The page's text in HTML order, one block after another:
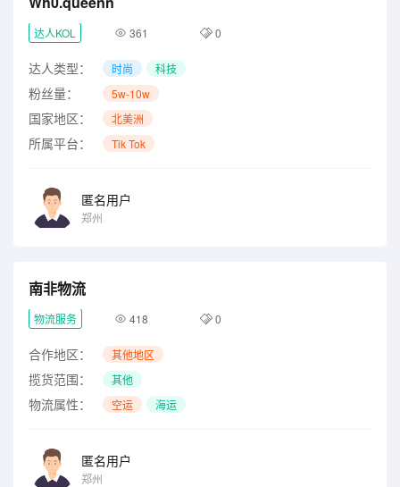
达人KOL 361 0
达人类型： 时尚 科技
粉丝量： 5w-10w
国家地区： 北美洲
所属平台： Tik Tok
匿名用户
郑州
南非物流
物流服务 418 0
合作地区： 其他地区
揽货范围： 其他
物流属性： 空运 海运
匿名用户
郑州